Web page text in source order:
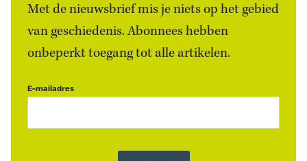
Met de nieuwsbrief mis je niets op het gebied
van geschiedenis. Abonnees hebben
onbeperkt toegang tot alle artikelen.
E-mailadres